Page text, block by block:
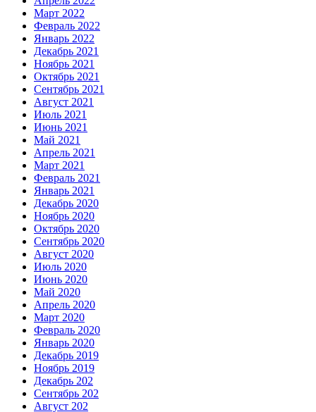
Март 2022
Февраль 2022
Январь 2022
Декабрь 2021
Ноябрь 2021
Октябрь 2021
Сентябрь 2021
Август 2021
Июль 2021
Июнь 2021
Май 2021
Апрель 2021
Март 2021
Февраль 2021
Январь 2021
Декабрь 2020
Ноябрь 2020
Октябрь 2020
Сентябрь 2020
Август 2020
Июль 2020
Июнь 2020
Май 2020
Апрель 2020
Март 2020
Февраль 2020
Январь 2020
Декабрь 2019
Ноябрь 2019
Декабрь 202
Сентябрь 202
Август 202